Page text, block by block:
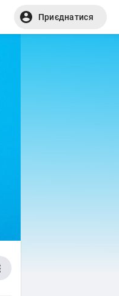
Приєднатися